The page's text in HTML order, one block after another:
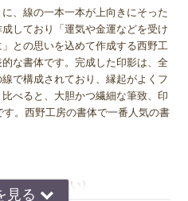
、お客様のご判断でご使用頂けま
字のお客様の場合は "たて" "ヨ
問い合わせを頂きます。 "たて"
選択によりデザインが変わること
どちらかをご選択願います。
、線の一本一本が上向きにそった
しており「運気や金運などを受け
」との思いを込めて作成する西野工
的な書体です。完成した印影は、全
で構成されており、縁起がよくフ
比べると、大胆かつ繊細な筆致、印
。西野工房の書体で一番人気の書
んいんそうたい）